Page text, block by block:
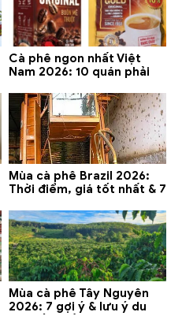
Cà phê ngon nhất Việt
Nam 2026: 10 quán phải
Lạt
Mùa cà phê Brazil 2026:
Thời điểm, giá tốt nhất & 7
Mùa cà phê Tây Nguyên
2026: 7 gợi ý & lưu ý du